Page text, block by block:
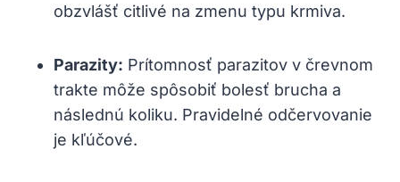
obzvlášť citlivé na zmenu typu krmiva.
Parazity: Prítomnosť parazitov v črevnom
trakte môže spôsobiť bolesť brucha a
následnú koliku. Pravidelné odčervovanie
je kľúčové.